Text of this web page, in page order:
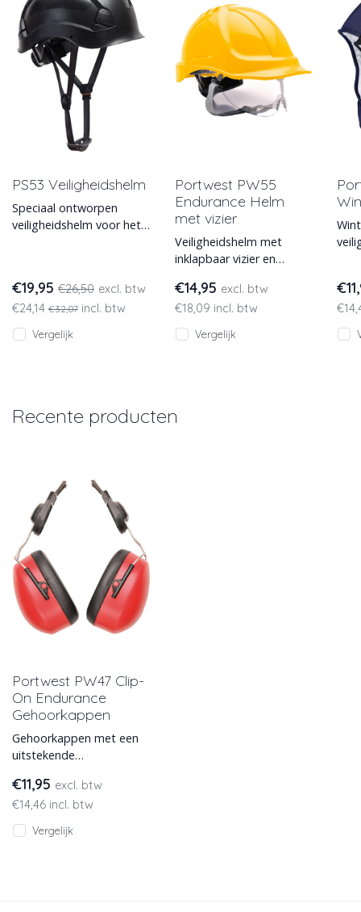
PS53 Veiligheidshelm
Speciaal ontworpen
veiligheidshelm voor het
€19,95 €26,50 excl. btw
€24,14 €32,07 incl. btw
Vergelijk
Portwest PW55
Endurance Helm
met vizier
Veiligheidshelm met
inklapbaar vizier en
hoogwaardige Portwest
helm is in 5 kleuren
€14,95 excl. btw
€18,09 incl. btw
Vergelijk
Recente producten
Portwest PW47 Clip-
On Endurance
Gehoorkappen
Gehoorkappen met een
uitstekende
kan in een stand off
positie geplaatst worden
€11,95 excl. btw
€14,46 incl. btw
Vergelijk